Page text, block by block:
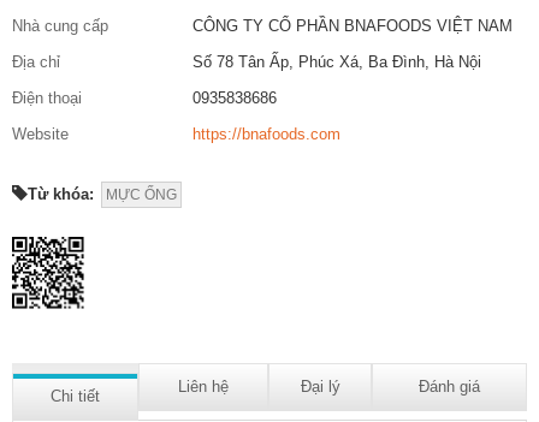
Nhà cung cấp
CÔNG TY CỔ PHẦN BNAFOODS VIỆT NAM
Địa chỉ
Số 78 Tân Ấp, Phúc Xá, Ba Đình, Hà Nội
Điện thoại
0935838686
Website
https://bnafoods.com
Từ khóa: MỰC ỐNG
Chi tiết
Liên hệ Đại lý Đánh giá